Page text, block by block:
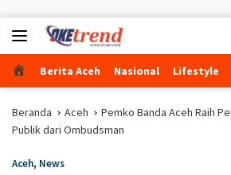
Beranda
Berita Aceh Nasional Lifestyle
Beranda Aceh
Pemko Banda Aceh Raih
Publik dari Ombudsman
Aceh, News